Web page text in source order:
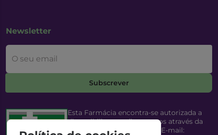
Newsletter
O seu email
Subscrever
Esta Farmácia encontra-se autorizada a
disponibilizar medicamentos através da
Internet, pelo Infarmed, I.P. E-mail: